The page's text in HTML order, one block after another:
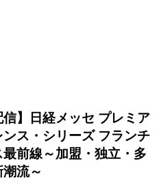
信】日経メッセ プレミア
ス・シリーズ フランチ
前線～加盟・独立・多
流～